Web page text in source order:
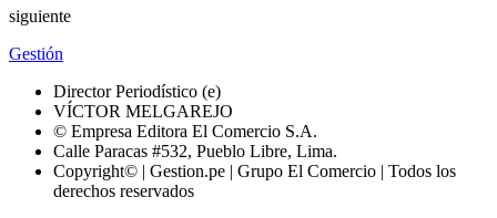
siguiente
Gestión
Director Periodístico (e)
VÍCTOR MELGAREJO
© Empresa Editora El Comercio S.A.
Calle Paracas #532, Pueblo Libre, Lima.
Copyright© | Gestion.pe | Grupo El Comercio | Todos los
derechos reservados